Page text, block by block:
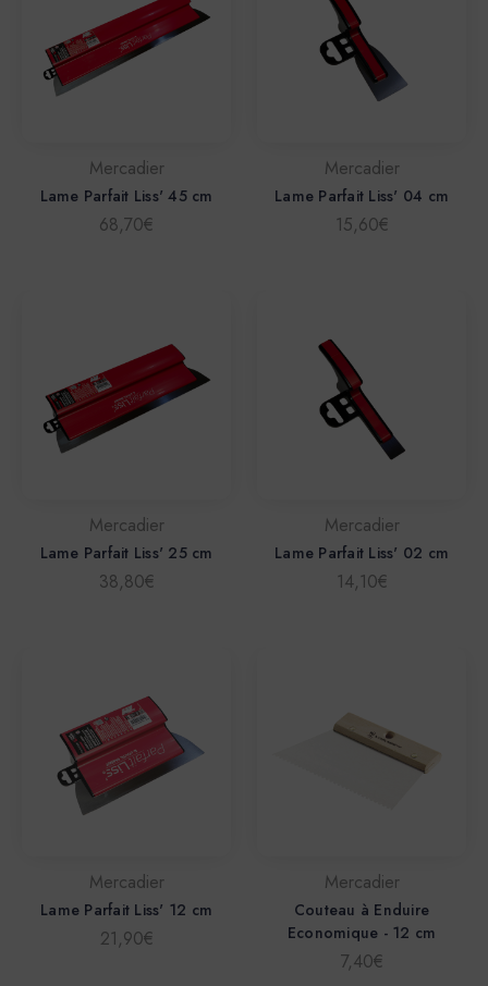
Mercadier
Lame Parfait Liss' 45 cm
68,70€
Mercadier
Lame Parfait Liss' 04 cm
15,60€
Mercadier
Lame Parfait Liss' 25 cm
38,80€
Mercadier
Lame Parfait Liss' 02 cm
14,10€
Mercadier
Lame Parfait Liss' 12 cm
21,90€
Mercadier
Couteau à Enduire
Economique - 12 cm
7,40€